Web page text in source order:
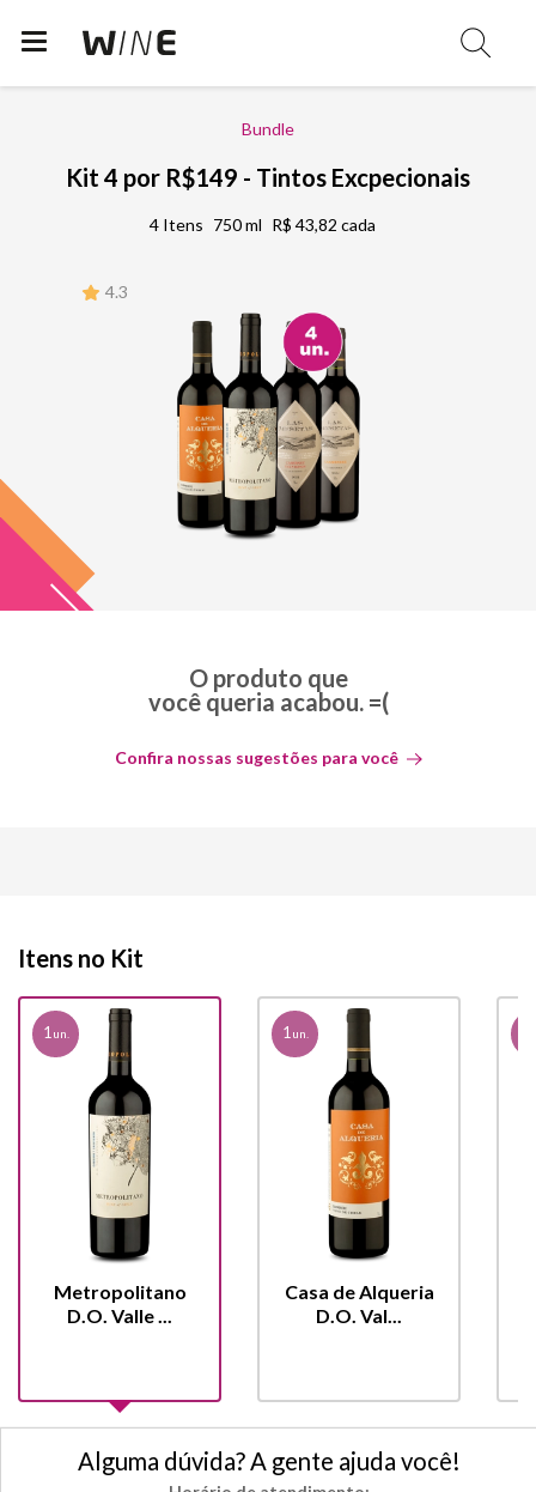
Bundle
Kit 4 por R$149 - Tintos Excpecionais
4 Itens 750 ml R$ 43,82 cada
4.3
O produto que
você queria acabou. =(
Confira nossas sugestões para você
Itens no Kit
1 un.
Metropolitano
D.O. Valle ...
1 un.
Casa de Alqueria
D.O. Val...
Alguma dúvida? A gente ajuda você!